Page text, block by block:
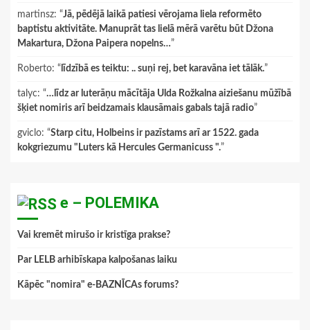
martinsz: “Jā, pēdējā laikā patiesi vērojama liela reformēto
baptistu aktivitāte. Manuprāt tas lielā mērā varētu būt Džona
Makartura, Džona Paipera nopelns…”
Roberto: “ līdzībā es teiktu: .. suņi rej, bet karavāna iet tālāk.”
talyc: “…līdz ar luterāņu mācītāja Ulda Rožkalna aiziešanu mūžībā
šķiet nomiris arī beidzamais klausāmais gabals tajā radio”
gviclo: “Starp citu, Holbeins ir pazīstams arī ar 1522. gada
kokgriezumu "Luters kā Hercules Germanicuss ".”
e – POLEMIKA
Vai kremēt mirušo ir kristīga prakse?
Par LELB arhibīskapa kalpošanas laiku
Kāpēc "nomira" e-BAZNĪCAs forums?